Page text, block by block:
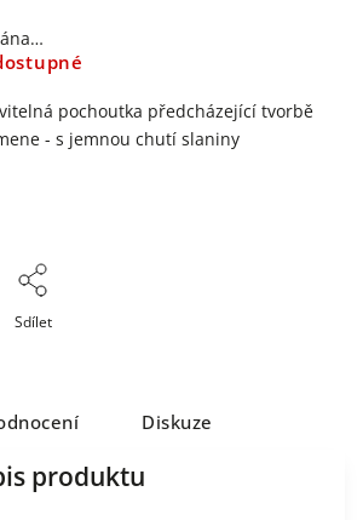
pochoutka předcházející tvorbě
- s jemnou chutí slaniny
Sdílet
Diskuze
produktu